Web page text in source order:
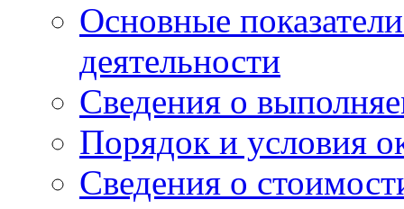
Основные
деятельности
Сведения о
Порядок и условия
Сведения о